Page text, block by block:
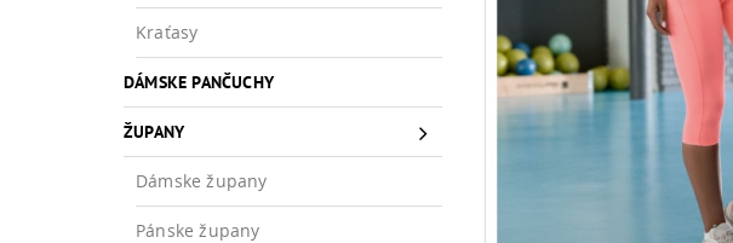
Kraťasy
DÁMSKE PANČUCHY
ŽUPANY
Dámske župany
Pánske župany